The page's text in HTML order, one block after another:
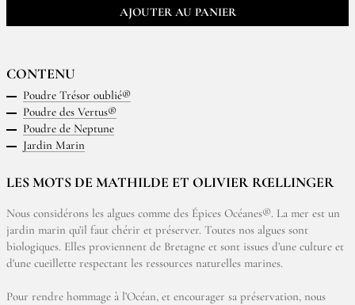
AJOUTER AU PANIER
CONTENU
Poudre Trésor oublié®
Poudre des Vertus®
Poudre de Neptune
Jardin Marin
LES MOTS DE MATHILDE ET OLIVIER RŒLLINGER
Nous considérons les algues comme des Épices Océanes®. La mer est un
jardin marin qu’il faut chérir et préserver. Toutes nos algues sont
biologiques. Elles proviennent de Bretagne et sont issues d’une culture et
d'une cueillette respectant les ressources naturelles marines.
Pour rendre hommage à l’Océan, et encourager sa préservation, nous